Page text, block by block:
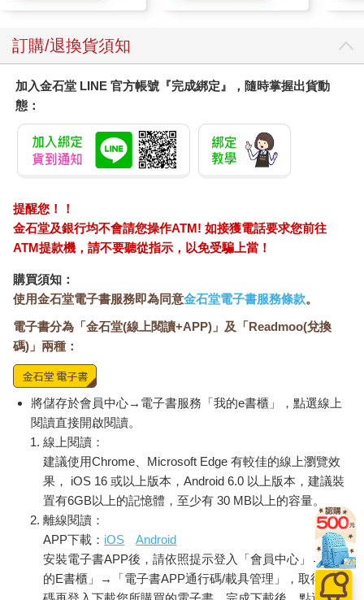
女人似乎有讀心術，她對博人說：
意。請問你有什麼願望？」
博人聽到她甜美的呢喃，忍不住認真回答：
「不瞞你說，我是一位漫畫家，一天到晚都被編輯追著跑，所以
我希望可以躲過編輯的魔爪。」
「哎呀哎呀，看來你應該是很紅的漫畫家，那你要不要試試看這
款零食？」
女人從和服袖子中拿出一個小紙袋，黑色的袋子上頭，用白色粗
獷的字體寫著「忍者薑片」這幾個字。
「這款『忍者薑片』是很出色的商品，可以讓人具備古代忍者般
的能力。忍者的拿手絕活之一，就是能夠巧妙藏身、躲過追兵，
情況緊急時，甚至能夠飛簷走壁，從高樓逃走。如果是漫畫家想
躲編輯，非常適合使用這款商品。」
女人的說明聽起來就像是童話故事。但是，博人完全沒有懷疑她
說的話。一看到「忍者薑片」他就知道，只要吃了這種薑片，真
博人盯著那包薑片心想：「就是它！這商品非常適合我，我無論
如何我都要得到它！」
「多、多少錢？」
「這是我的一點心意，所以不收錢。來，請你收下。」
「謝、謝謝你！」博人伸出雙手，一把抓住了「忍者薑片」。
「這是我的！任何人都不能搶走！」
博人高興得不得了，簡直快要飛上了天，以至於沒有聽到女人最
後說的話。當他回過神時，發現自己獨自站在馬路上。博人打量
四周，到處都沒有看到那個女人的身影。但是他的手上緊緊握著
那包「忍者薑片」。
「太好了！」
博人決定要立刻吃看看。帶著孩子般興奮的心情，博人打開了
「忍者薑片」的袋子。
紙袋內裝滿了淡黃色像是水果乾的東西，切得薄薄的薑片裹了砂
糖，薑片的香氣撲鼻而來，他的口水都快流下來了。
訂購/退換貨須知
加入金石堂 LINE 官方帳號『完成綁定』，隨時掌握出貨動
態：
提醒您！！
金石堂及銀行均不會請您操作ATM! 如接獲電話要求您前往
ATM提款機，請不要聽從指示，以免受騙上當！
購買須知：
使用金石堂電子書服務即為同意金石堂電子書服務條款。
電子書分為「金石堂(線上閱讀+APP)」及「Readmoo(兌換
碼)」兩種：
將儲存於會員中心→電子書服務「我的e書櫃」，點選線上
閱讀直接開啟閱讀。
線上閱讀：
建議使用Chrome、Microsoft Edge 有較佳的線上瀏覽效
果， iOS 16 或以上版本，Android 6.0 以上版本，建議裝
置有6GB以上的記憶體，至少有 30 MB以上的容量。
離線閱讀：
APP下載： iOS
Android
安裝電子書APP後，請依照提示登入「會員中心」→「我
的E書櫃」→「電子書APP通行碼/載具管理」，取得通行